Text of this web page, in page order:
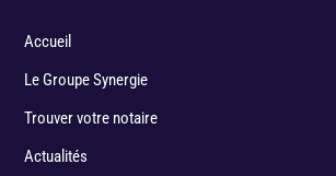
Accueil
Le Groupe Synergie
Trouver votre notaire
Actualités